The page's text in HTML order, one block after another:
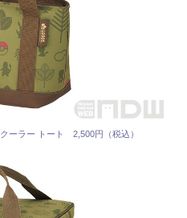
ーラー トート 2,500円（税込）